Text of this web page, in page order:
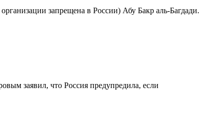
запрещена в России) Абу Бакр аль-Багдади.
заявил, что Россия предупредила, если